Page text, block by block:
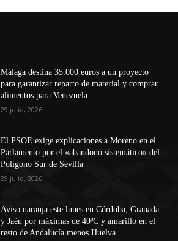
Málaga destina 35.000 euros a un proyecto
para garantizar reparto de material y comprar
alimentos para Venezuela
29 julio, 2026
El PSOE exige explicaciones a Moreno en el
Parlamento por el «abandono sistemático» del
Polígono Sur de Sevilla
29 julio, 2026
Aviso naranja este lunes en Córdoba, Granada
y Jaén por máximas de 40ºC y amarillo en el
resto de Andalucía menos Huelva